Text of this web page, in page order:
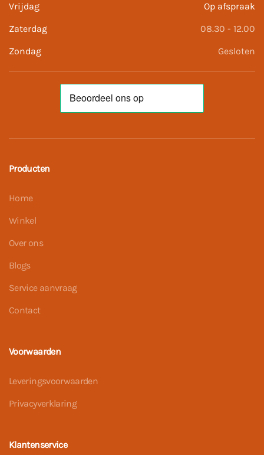
Vrijdag
Op afspraak
Zaterdag
08.30 - 12.00
Zondag
Gesloten
Producten
Home
Winkel
Over ons
Blogs
Service aanvraag
Contact
Voorwaarden
Leveringsvoorwaarden
Privacyverklaring
Klantenservice